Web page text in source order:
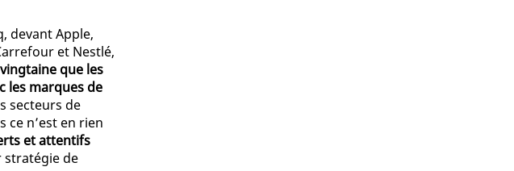
devant Apple,
et Nestlé,
que les
les marques de
secteurs de
ce n’est en rien
et attentifs
stratégie de